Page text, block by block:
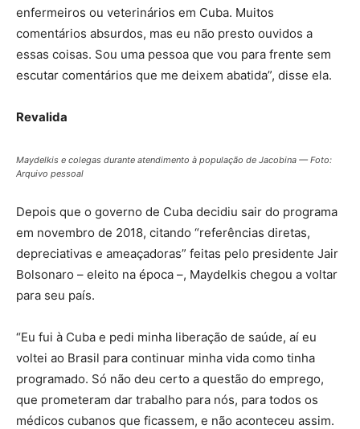
enfermeiros ou veterinários em Cuba. Muitos
comentários absurdos, mas eu não presto ouvidos a
essas coisas. Sou uma pessoa que vou para frente sem
escutar comentários que me deixem abatida”, disse ela.
Revalida
Maydelkis e colegas durante atendimento à população de Jacobina — Foto:
Arquivo pessoal
Depois que o governo de Cuba decidiu sair do programa
em novembro de 2018, citando “referências diretas,
depreciativas e ameaçadoras” feitas pelo presidente Jair
Bolsonaro – eleito na época –, Maydelkis chegou a voltar
para seu país.
“Eu fui à Cuba e pedi minha liberação de saúde, aí eu
voltei ao Brasil para continuar minha vida como tinha
programado. Só não deu certo a questão do emprego,
que prometeram dar trabalho para nós, para todos os
médicos cubanos que ficassem, e não aconteceu assim.